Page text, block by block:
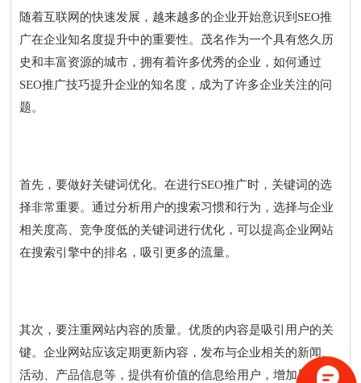
随着互联网的快速发展，越来越多的企业开始意识到SEO推
广在企业知名度提升中的重要性。茂名作为一个具有悠久历
史和丰富资源的城市，拥有着许多优秀的企业，如何通过
SEO推广技巧提升企业的知名度，成为了许多企业关注的问
题。
首先，要做好关键词优化。在进行SEO推广时，关键词的选
择非常重要。通过分析用户的搜索习惯和行为，选择与企业
相关度高、竞争度低的关键词进行优化，可以提高企业网站
在搜索引擎中的排名，吸引更多的流量。
其次，要注重网站内容的质量。优质的内容是吸引用户的关
键。企业网站应该定期更新内容，发布与企业相关的新闻、
活动、产品信息等，提供有价值的信息给用户，增加用户的